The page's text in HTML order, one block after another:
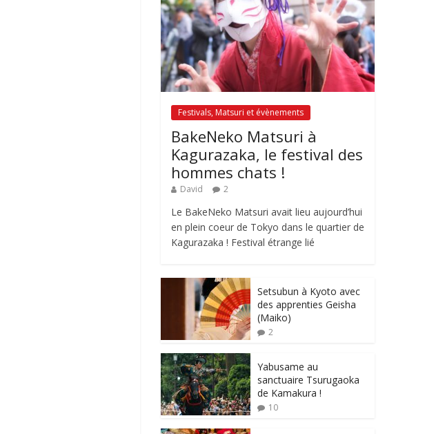
Festivals, Matsuri et évènements
BakeNeko Matsuri à
Kagurazaka, le festival des
hommes chats !
David 2
Le BakeNeko Matsuri avait lieu aujourd’hui
en plein coeur de Tokyo dans le quartier de
Kagurazaka ! Festival étrange lié
Setsubun à Kyoto avec
des apprenties Geisha
(Maiko)
2
Yabusame au
sanctuaire Tsurugaoka
de Kamakura !
10